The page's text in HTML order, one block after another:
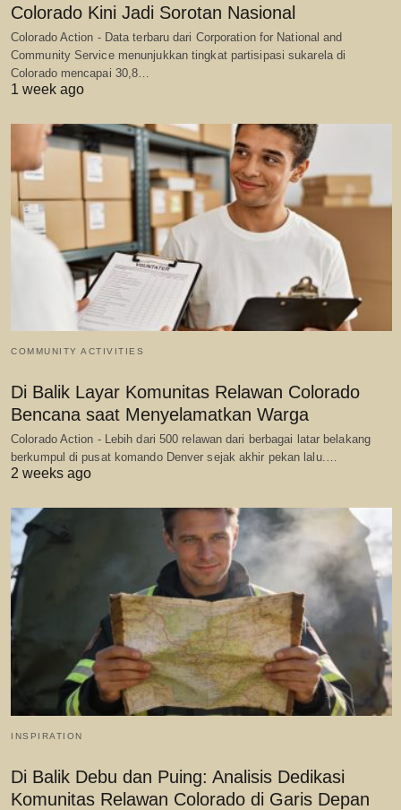
Colorado Kini Jadi Sorotan Nasional
Colorado Action - Data terbaru dari Corporation for National and
Community Service menunjukkan tingkat partisipasi sukarela di
Colorado mencapai 30,8…
1 week ago
COMMUNITY ACTIVITIES
Di Balik Layar Komunitas Relawan Colorado
Bencana saat Menyelamatkan Warga
Colorado Action - Lebih dari 500 relawan dari berbagai latar belakang
berkumpul di pusat komando Denver sejak akhir pekan lalu.…
2 weeks ago
INSPIRATION
Di Balik Debu dan Puing: Analisis Dedikasi
Komunitas Relawan Colorado di Garis Depan